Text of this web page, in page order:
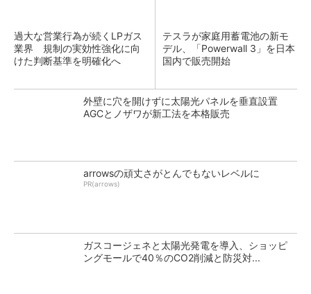
過大な営業行為が続くLPガス
業界 規制の実効性強化に向
けた判断基準を明確化へ
テスラが家庭用蓄電池の新モ
デル、「Powerwall 3」を日本
国内で販売開始
外壁に穴を開けずに太陽光パネルを垂直設置
AGCとノザワが新工法を本格販売
arrowsの頑丈さがとんでもないレベルに
PR(arrows)
ガスコージェネと太陽光発電を導入、ショッピ
ングモールで40％のCO2削減と防災対...